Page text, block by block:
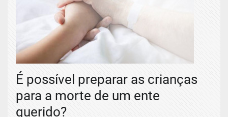
É possível preparar as crianças
para a morte de um ente
querido?